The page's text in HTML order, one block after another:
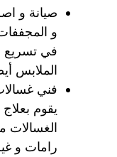
صيانة و
و
في تسريع
الملابس
فني
يقوم
رامات و